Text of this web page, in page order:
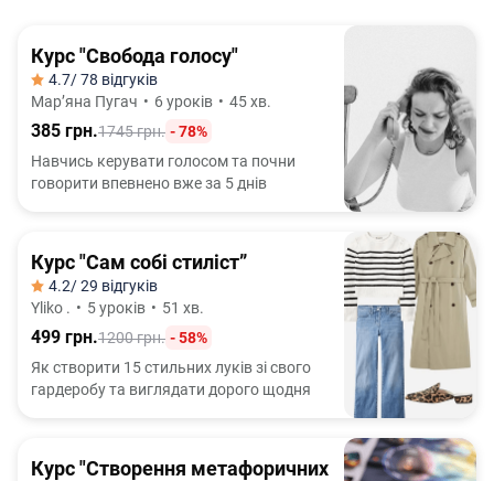
Курс "Свобода голосу"
4.7/ 78 відгуків
Марʼяна Пугач • 6 уроків • 45 хв.
385 грн.1745 грн. - 78%
Навчись керувати голосом та почни
говорити впевнено вже за 5 днів
Курс "Сам собі стиліст”
4.2/ 29 відгуків
Yliko . • 5 уроків • 51 хв.
499 грн.1200 грн. - 58%
Як створити 15 стильних луків зі свого
гардеробу та виглядати дорого щодня
Курс "Створення метафоричних